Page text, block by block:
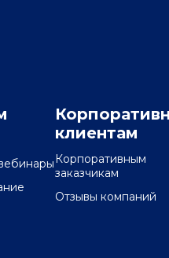
клиентам
Корпоративным
заказчикам
Отзывы компаний